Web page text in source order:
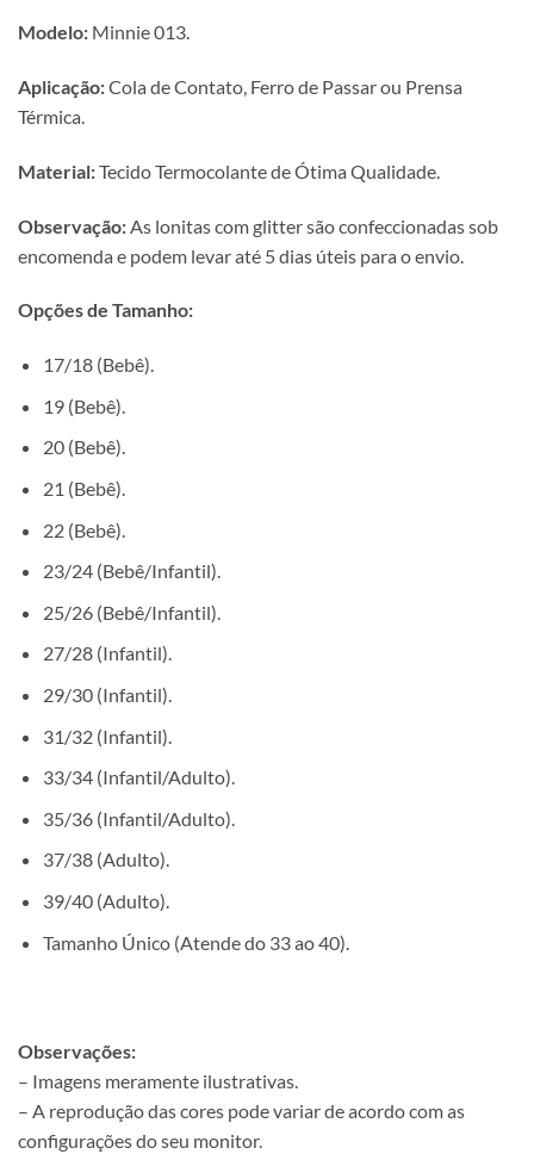
Modelo: Minnie 013.
Aplicação:Cola de Contato, Ferro de Passar ou Prensa
Térmica.
Material:Tecido Termocolante de Ótima Qualidade.
Observação: As lonitas com glitter são confeccionadas sob
encomenda e podem levar até 5 dias úteis para o envio.
Opções de Tamanho:
17/18 (Bebê).
19 (Bebê).
20 (Bebê).
21 (Bebê).
22 (Bebê).
23/24 (Bebê/Infantil).
25/26 (Bebê/Infantil).
27/28 (Infantil).
29/30 (Infantil).
31/32 (Infantil).
33/34 (Infantil/Adulto).
35/36 (Infantil/Adulto).
37/38 (Adulto).
39/40 (Adulto).
Tamanho Único (Atende do 33 ao 40).
Observações:
– Imagens meramente ilustrativas.
– A reprodução das cores pode variar de acordo com as
configurações do seu monitor.